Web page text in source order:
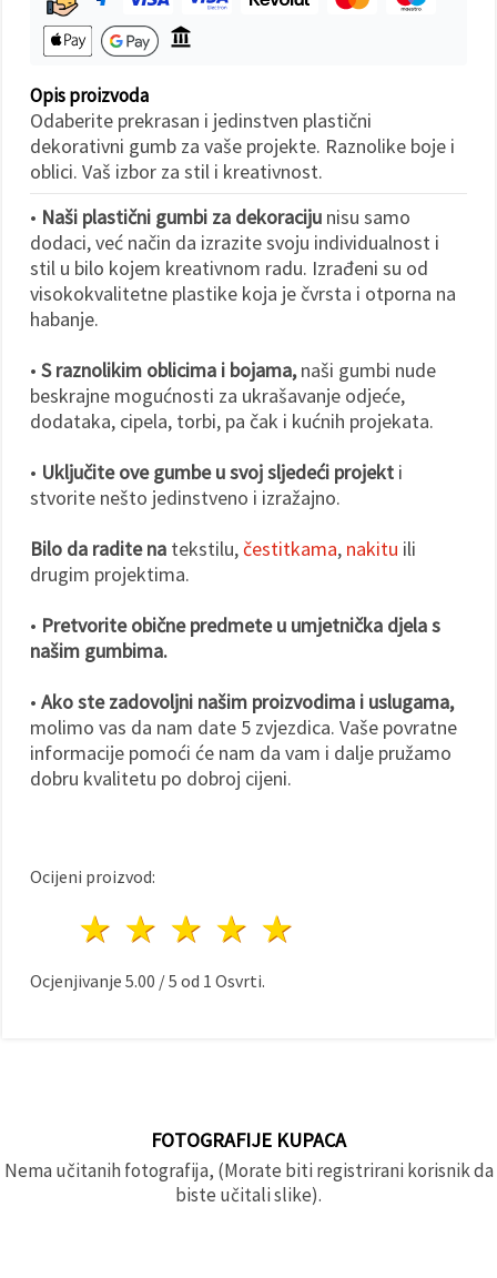
Opis proizvoda
Odaberite prekrasan i jedinstven plastični
dekorativni gumb za vaše projekte. Raznolike boje i
oblici. Vaš izbor za stil i kreativnost.
• Naši plastični gumbi za dekoraciju nisu samo
dodaci, već način da izrazite svoju individualnost i
stil u bilo kojem kreativnom radu. Izrađeni su od
visokokvalitetne plastike koja je čvrsta i otporna na
habanje.
• S raznolikim oblicima i bojama,naši gumbi nude
beskrajne mogućnosti za ukrašavanje odjeće,
dodataka, cipela, torbi, pa čak i kućnih projekata.
• Uključite ove gumbe u svoj sljedeći projekt i
stvorite nešto jedinstveno i izražajno.
Bilo da radite na tekstilu,čestitkama, nakitu ili
drugim projektima.
• Pretvorite obične predmete u umjetnička djela s
našim gumbima.
• Ako ste zadovoljni našim proizvodima i uslugama,
molimo vas da nam date 5 zvjezdica. Vaše povratne
informacije pomoći će nam da vam i dalje pružamo
dobru kvalitetu po dobroj cijeni.
Ocijeni proizvod:
4 zvijezde
3 zvijezde
2 zvijezde
1 zvijezda
Ocjenjivanje 5.00 /5 od 1 Osvrti.
FOTOGRAFIJE KUPACA
Nema učitanih fotografija, (Morate biti registrirani korisnik da
biste učitali slike).